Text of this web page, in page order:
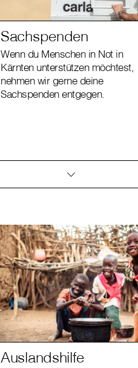
Sachspenden
Wenn du Menschen in Not in
Kärnten unterstützen möchtest,
nehmen wir gerne deine
Sachspenden entgegen.
Auslandshilfe